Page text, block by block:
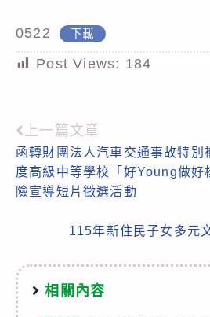
0522 下載
Post Views: 184
Read
more
articles
上一篇文章
函轉財團法人汽車交通事故特別
度高級中等學校「好Young做好
險宣導短片徵選活動
115年新住民子女多元
相關內容